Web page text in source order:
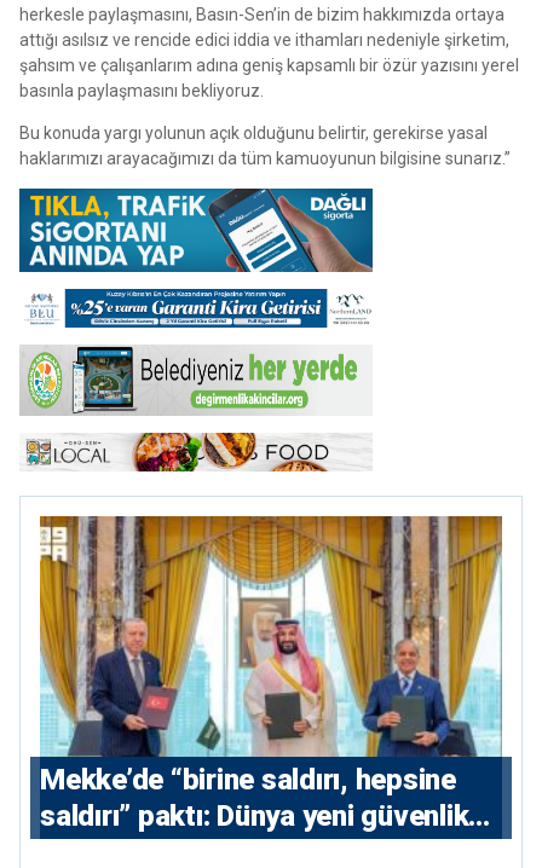
herkesle paylaşmasını, Basın-Sen’in de bizim hakkımızda ortaya
attığı asılsız ve rencide edici iddia ve ithamları nedeniyle şirketim,
şahsım ve çalışanlarım adına geniş kapsamlı bir özür yazısını yerel
basınla paylaşmasını bekliyoruz.
Bu konuda yargı yolunun açık olduğunu belirtir, gerekirse yasal
haklarımızı arayacağımızı da tüm kamuoyunun bilgisine sunarız.”
Mekke’de “birine saldırı, hepsine
saldırı” paktı: Dünya yeni güvenlik